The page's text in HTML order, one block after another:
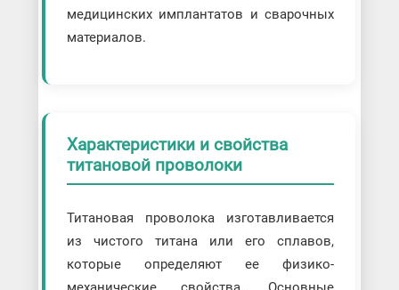
медицинских имплантатов и сварочных
материалов.
Характеристики и свойства
титановой проволоки
Титановая проволока изготавливается
из чистого титана или его сплавов,
которые определяют ее физико-